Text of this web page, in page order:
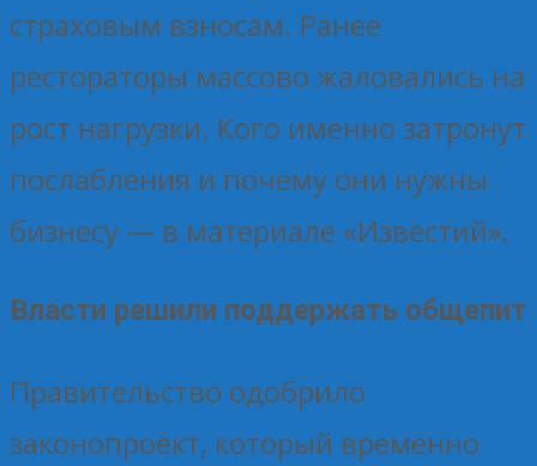
страховым взносам. Ранее
рестораторы массово жаловались на
рост нагрузки. Кого именно затронут
послабления и почему они нужны
бизнесу — в материале «Известий».
Власти решили поддержать общепит
Правительство одобрило
законопроект, который временно